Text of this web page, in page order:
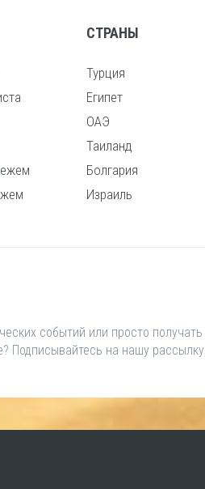
СТРАНЫ
Турция
Египет
ОАЭ
Таиланд
Болгария
Израиль
событий или просто
Подписывайтесь на нашу